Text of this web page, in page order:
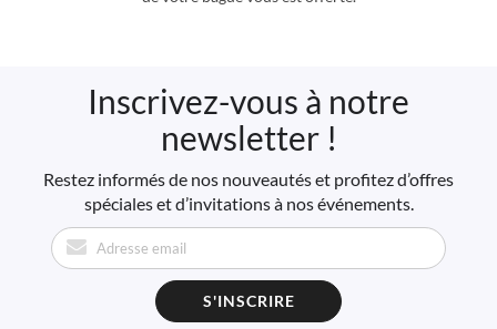
Pour les pierres de plus de 5mm un certificat du laboratoire
Australien Moissanite International, qui fabrique les
Inscrivez-vous à notre
newsletter !
Restez informés de nos nouveautés et profitez d’offres
spéciales et d’invitations à nos événements.
S'INSCRIRE